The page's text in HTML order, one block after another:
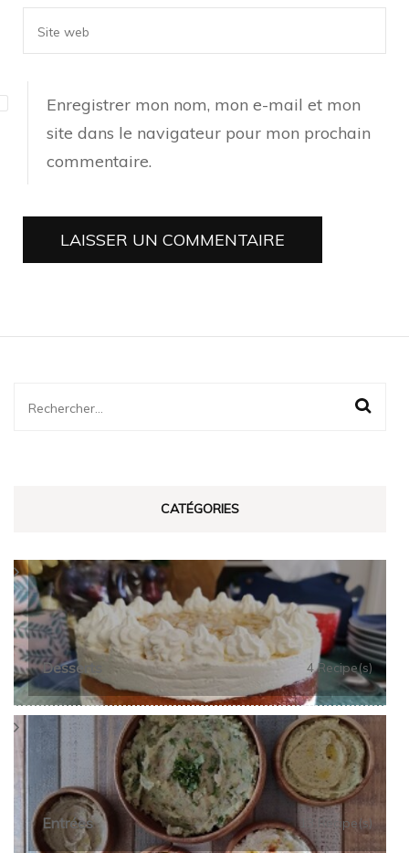
Enregistrer mon nom, mon e-mail et mon
site dans le navigateur pour mon prochain
commentaire.
Rechercher :
CATÉGORIES
Desserts 4 Recipe(s)
Entrées 13 Recipe(s)